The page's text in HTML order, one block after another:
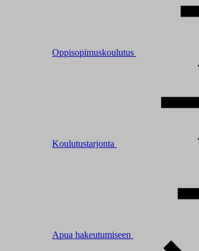
Oppisopimuskoulutus
Koulutustarjonta
Apua hakeutumiseen